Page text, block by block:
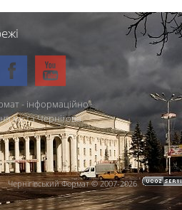
- інформаційно-
міста Чернігова.
Чернігівський Формат © 2007-2026.